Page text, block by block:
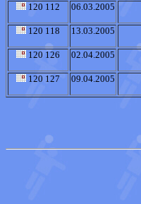
120 112 06.03.2005
120 118 13.03.2005
120 126 02.04.2005
120 127 09.04.2005